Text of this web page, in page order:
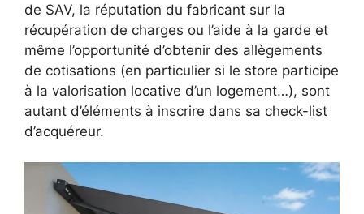
de SAV, la réputation du fabricant sur la
récupération de charges ou l’aide à la garde et
même l’opportunité d’obtenir des allègements
de cotisations (en particulier si le store participe
à la valorisation locative d’un logement…), sont
autant d’éléments à inscrire dans sa check-list
d’acquéreur.